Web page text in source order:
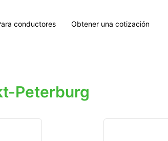
conductores Obtener una cotización
Peterburg